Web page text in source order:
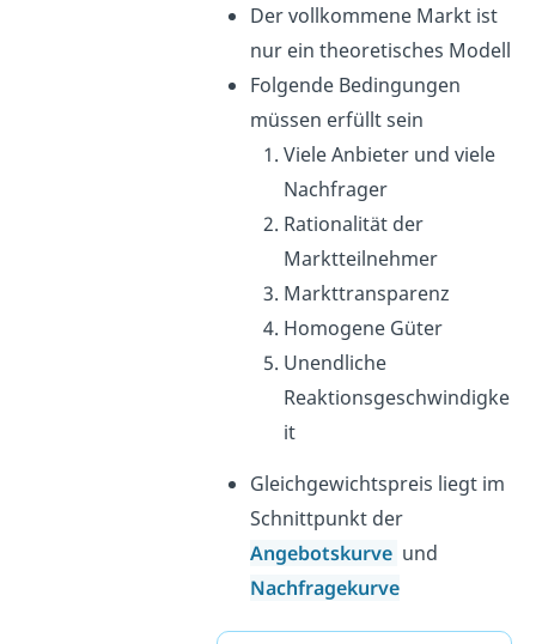
Der vollkommene Markt ist
nur ein theoretisches Modell
Folgende Bedingungen
müssen erfüllt sein
Viele Anbieter und viele
Nachfrager
Rationalität der
Marktteilnehmer
Markttransparenz
Homogene Güter
Unendliche
Reaktionsgeschwindigke
it
Gleichgewichtspreis liegt im
Schnittpunkt der
Angebotskurve und
Nachfragekurve